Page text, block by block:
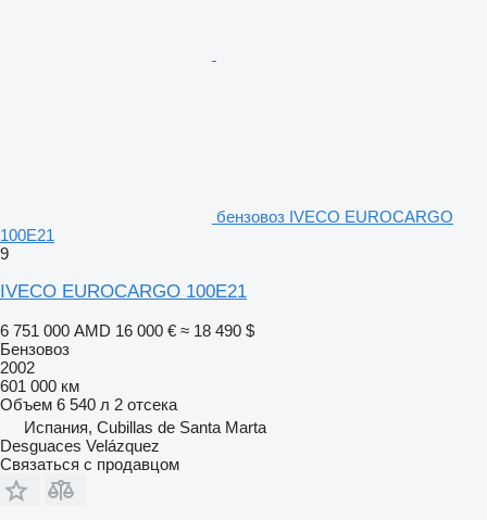
бензовоз IVECO EUROCARGO
100E21
9
IVECO EUROCARGO 100E21
6 751 000 AMD 16 000 € ≈ 18 490 $
Бензовоз
2002
601 000 км
Объем 6 540 л 2 отсека
Испания, Cubillas de Santa Marta
Desguaces Velázquez
Связаться с продавцом